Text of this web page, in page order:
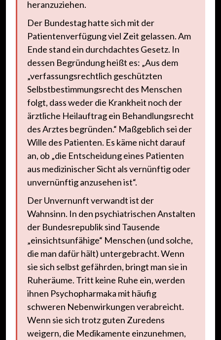
heranzuziehen.
Der Bundestag hatte sich mit der
Patientenverfügung viel Zeit gelassen. Am
Ende stand ein durchdachtes Gesetz. In
dessen Begründung heißt es: „Aus dem
„verfassungsrechtlich geschützten
Selbstbestimmungsrecht des Menschen
folgt, dass weder die Krankheit noch der
ärztliche Heilauftrag ein Behandlungsrecht
des Arztes begründen.“ Maßgeblich sei der
Wille des Patienten. Es käme nicht darauf
an, ob „die Entscheidung eines Patienten
aus medizinischer Sicht als vernünftig oder
unvernünftig anzusehen ist“.
Der Unvernunft verwandt ist der
Wahnsinn. In den psychiatrischen Anstalten
der Bundesrepublik sind Tausende
„einsichtsunfähige“ Menschen (und solche,
die man dafür hält) untergebracht. Wenn
sie sich selbst gefährden, bringt man sie in
Ruheräume. Tritt keine Ruhe ein, werden
ihnen Psychopharmaka mit häufig
schweren Nebenwirkungen verabreicht.
Wenn sie sich trotz guten Zuredens
weigern, die Medikamente einzunehmen,